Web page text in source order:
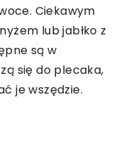
Ciekawym
lub jabłko z
są w
się do plecaka,
je wszędzie.